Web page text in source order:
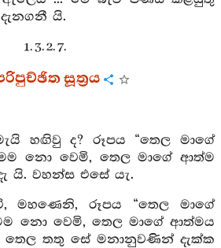
යි.
1. 3. 2. 7.
සූත්‍රය
හඟිවු ද? රූපය “තෙල මාගේ
නො වෙමි, තෙල මාගේ ආත්ම
යි. වහන්ස එසේ යැ.
මහණෙනි, රූපය “තෙල මාගේ
නො වෙමි, තෙල මාගේ ආත්මය
තතු සේ මනානුවණින් දැක්ක